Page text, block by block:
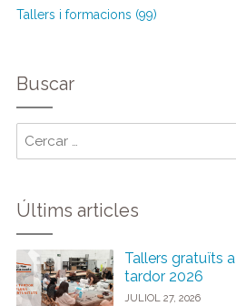
Tallers i formacions (99)
Buscar
Últims articles
Tallers gratuïts
tardor 2026
JULIOL 27, 2026